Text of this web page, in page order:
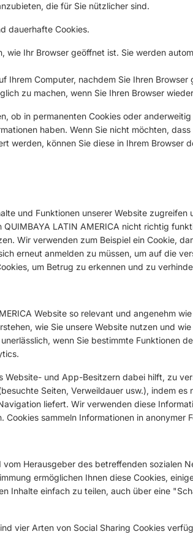
die für Sie nützlicher sind.
dauerhafte Cookies.
wie Ihr Browser geöffnet ist. Sie werden
Ihrem Computer, nachdem Sie Ihren Browser
zu machen, wenn Sie Ihren Browser
ob in permanenten Cookies oder
haben. Wenn Sie nicht möchten,
werden, können Sie diese in Ihrem Browser
und Funktionen unserer Website zugreifen
LATIN AMERICA nicht richtig
Wir verwenden zum Beispiel ein Cookie,
erneut anmelden zu müssen, um auf die
um Betrug zu erkennen und zu
Website so relevant und angenehm
wie Sie unsere Website nutzen und
wenn Sie bestimmte Funktionen
Website- und App-Besitzern dabei hilft, zu
Seiten, Verweildauer usw.), indem es
liefert. Wir verwenden diese
sammeln Informationen in anonymer
Herausgeber des betreffenden sozialen
ermöglichen Ihnen diese Cookies,
Inhalte einfach zu teilen, auch über eine
vier Arten von Social Sharing Cookies